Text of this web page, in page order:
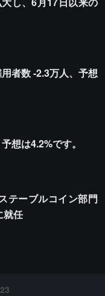
者数 -2.3万人、予想
想は4.2%です。
テーブルコイン部門
就任